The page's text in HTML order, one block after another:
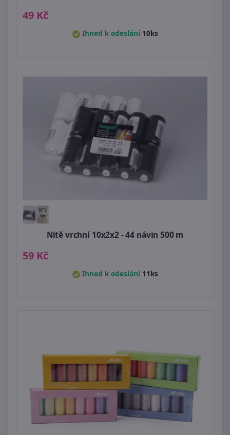
49 Kč
Ihned k odeslání 10ks
Nitě vrchní 10x2x2 - 44 návin 500 m
59 Kč
Ihned k odeslání 11ks